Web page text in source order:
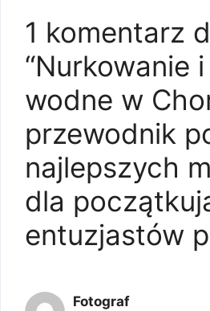
1 komentarz
“Nurkowanie
wodne w
przewodnik
najlepszych
dla
entuzjastów
Fotograf